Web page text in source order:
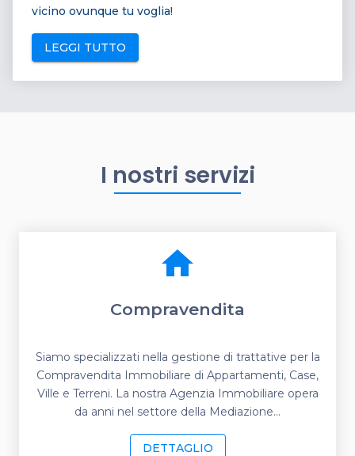
vicino ovunque tu voglia!
LEGGI TUTTO
I nostri servizi
home
Compravendita
Siamo specializzati nella gestione di trattative per la
Compravendita Immobiliare di Appartamenti, Case,
Ville e Terreni. La nostra Agenzia Immobiliare opera
da anni nel settore della Mediazione...
DETTAGLIO